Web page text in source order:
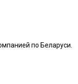
по Беларуси.